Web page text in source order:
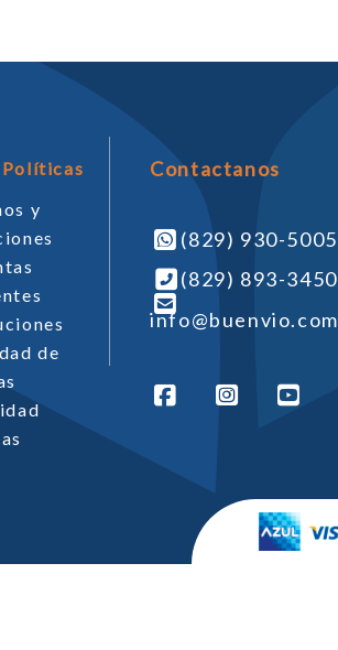
Contactanos
(829) 930-5005
(829) 893-3450
info@buenvio.com
Políticas
y
de